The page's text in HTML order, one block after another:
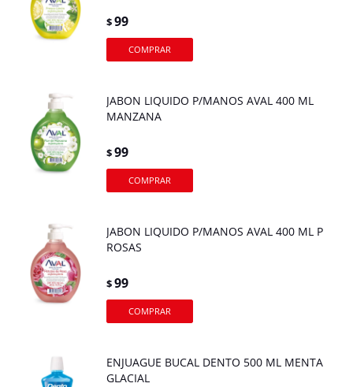
$99
JABON LIQUIDO P/MANOS AVAL 400 ML
MANZANA
$99
JABON LIQUIDO P/MANOS AVAL 400 ML P
ROSAS
$99
ENJUAGUE BUCAL DENTO 500 ML MENTA
GLACIAL